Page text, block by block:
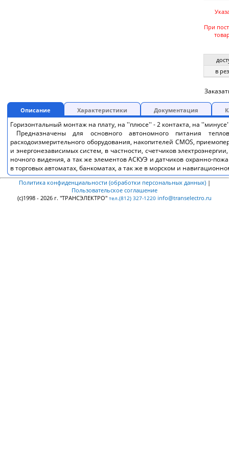
При
в
Описание Характеристики Документация
Горизонтальный монтаж на плату, на ''плюсе'' - 2 контакта, на
Предназначены для основного автономного питания
расходоизмерительного оборудования, накопителей CMOS,
и энергонезависимых систем, в частности, счетчиков
ночного видения, а так же элементов АСКУЭ и датчиков охранно-
в торговых автоматах, банкоматах, а так же в морском и
Политика конфиденциальности (обработки персональных данных) |
Пользовательское соглашение
(c)1998 - 2026 г. "ТРАНСЭЛЕКТРО" тел.(812) 327-1220 info@transelectro.ru